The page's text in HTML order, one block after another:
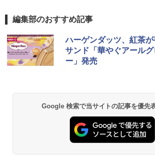
編集部のおすすめ記事
ハーゲンダッツ、紅茶
サンド「華やぐアール
ー」発売
Google 検索で当サイトの記事を優先